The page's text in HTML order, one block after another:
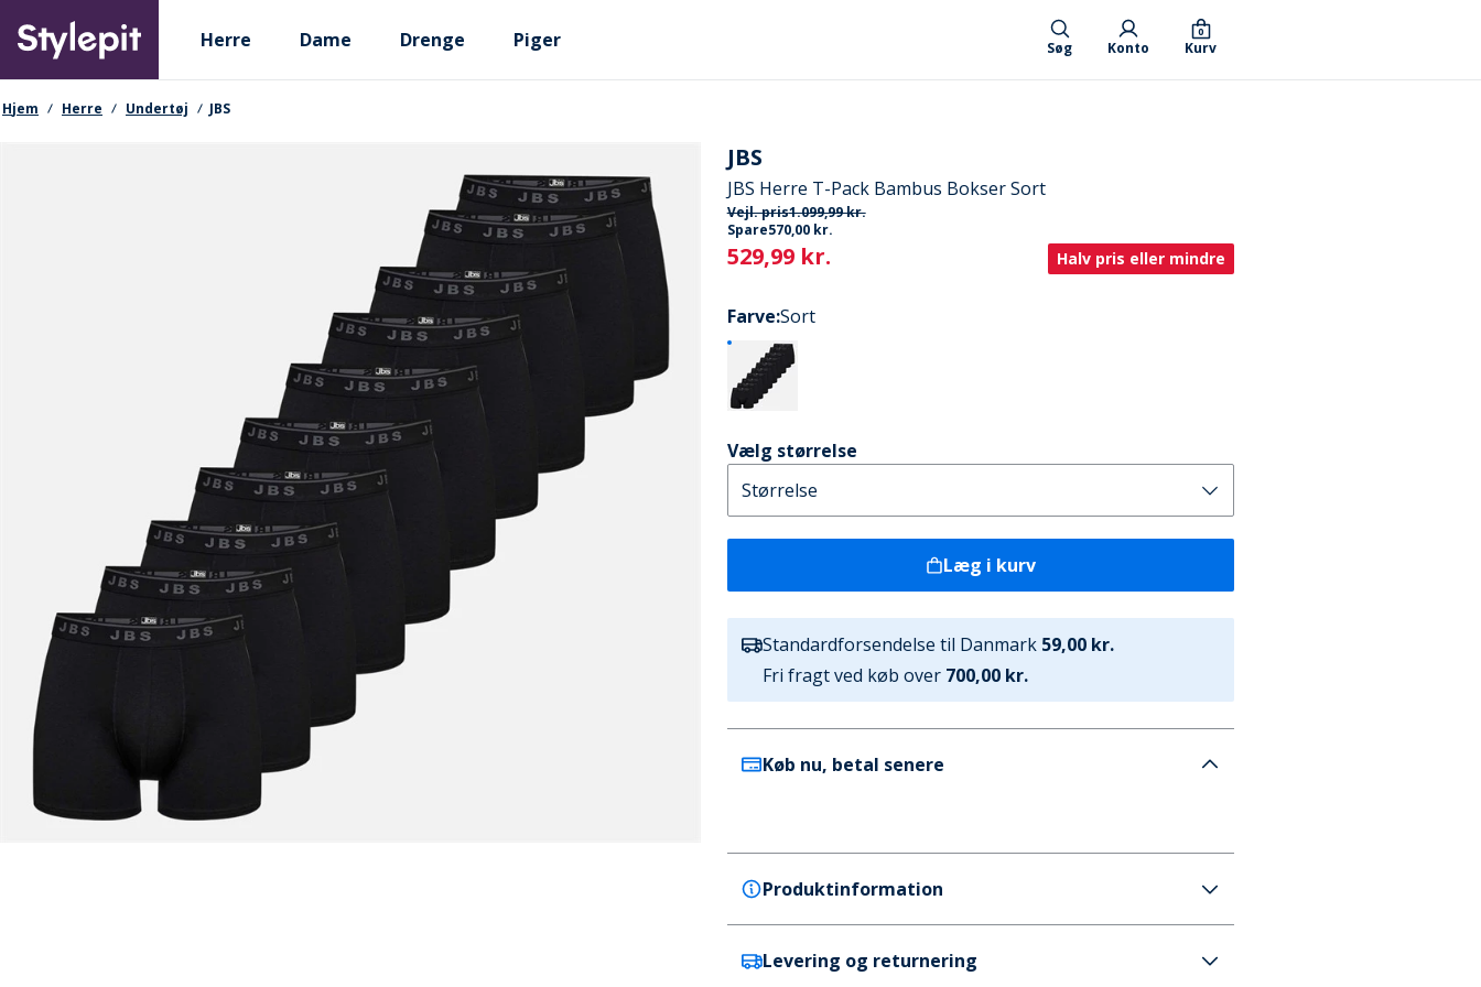
main
content
Primary departments
Herre Dame Drenge Piger Søg Konto Kurv
0
navigationssti
Hjem Herre Undertøj JBS
JBS
JBS Herre T-Pack Bambus Bokser Sort
Vejl. pris1.099,99 kr.
Spare570,00 kr.
Current
529,99 kr. Halv pris eller mindre
Farve:Sort
Vælg størrelse
Læg i kurv
Standardforsendelse til Danmark 59,00 kr.
Fri fragt ved køb over 700,00 kr.
Køb nu, betal senere
Produktinformation
JBSLevering og returnering